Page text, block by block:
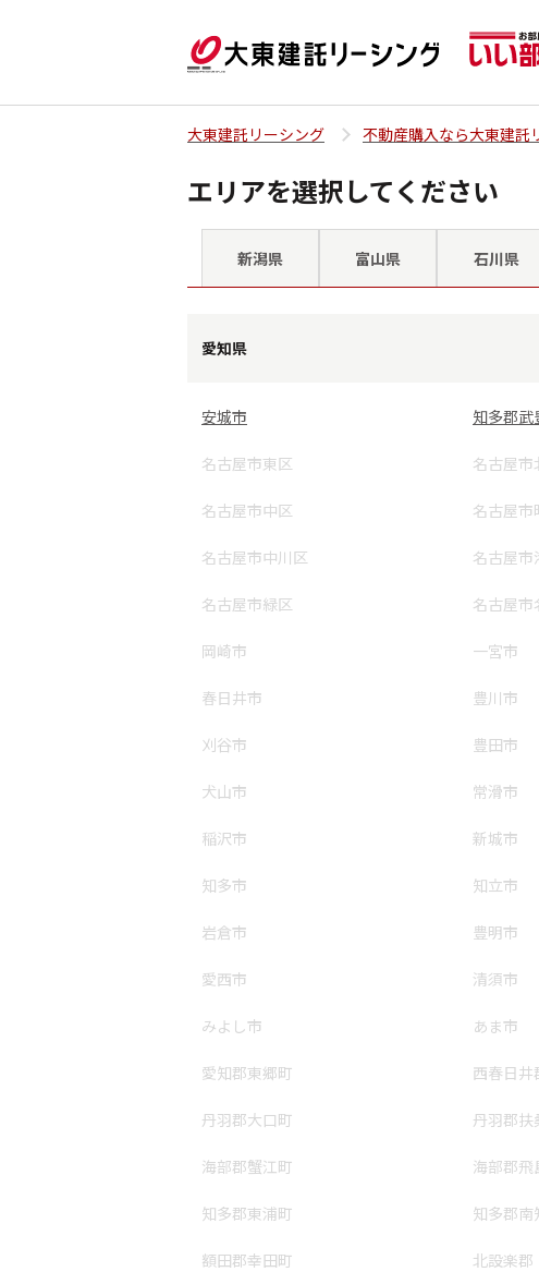
大東建託リーシング 不動産購入なら大東建託
エリアを選択してください
新潟県 富山県 石川県
愛知県
安城市 知多郡武
名古屋市東区 名古屋市
名古屋市中区 名古屋市
名古屋市中川区 名古屋市
名古屋市緑区 名古屋市
岡崎市 一宮市
春日井市 豊川市
刈谷市 豊田市
犬山市 常滑市
稲沢市 新城市
知多市 知立市
岩倉市 豊明市
愛西市 清須市
みよし市 あま市
愛知郡東郷町 西春日井
丹羽郡大口町 丹羽郡扶
海部郡蟹江町 海部郡飛
知多郡東浦町 知多郡南
額田郡幸田町 北設楽郡